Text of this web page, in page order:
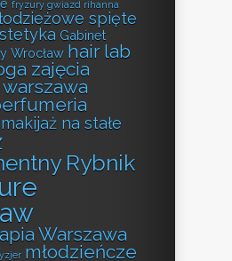
fryzury gwiazd rihanna
spięte
Gabinet
Wrocław hair lab
zajęcia
makijaż na stałe
Rybnik
Warszawa
młodzieńcze